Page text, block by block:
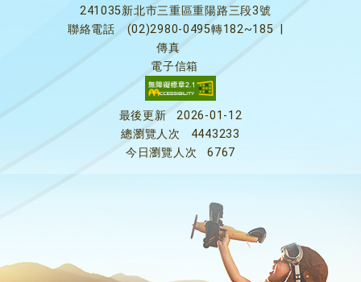
241035新北市三重區重陽路三段3號
聯絡電話
(02)2980-0495轉182~185
傳真
電子信箱
最後更新
2026-01-12
總瀏覽人次
4443233
今日瀏覽人次
6767